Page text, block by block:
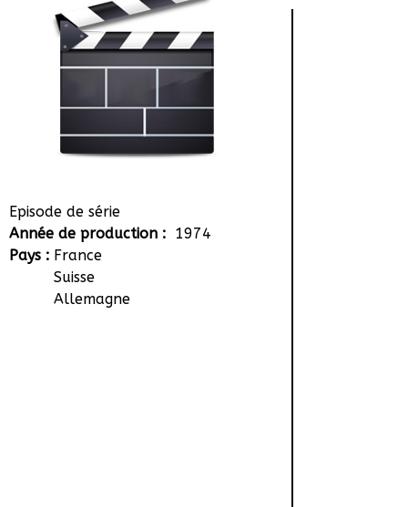
Episode de série
Année de production : 1974
Pays : France
Suisse
Allemagne